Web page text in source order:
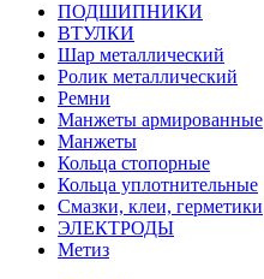
ПОДШИПНИКИ
ВТУЛКИ
Шар металлический
Ролик металлический
Ремни
Манжеты армированные
Манжеты
Кольца стопорные
Кольца уплотнительные
Смазки, клеи, герметики
ЭЛЕКТРОДЫ
Метиз